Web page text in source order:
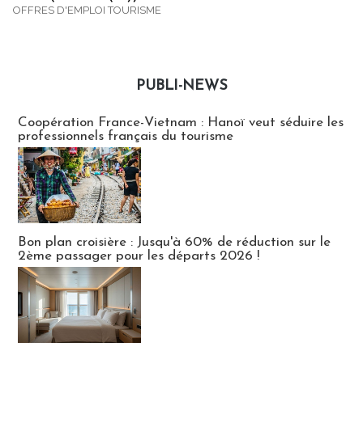
OFFRES D'EMPLOI TOURISME
PUBLI-NEWS
Coopération France-Vietnam : Hanoï veut séduire les
professionnels français du tourisme
Bon plan croisière : Jusqu'à 60% de réduction sur le
2ème passager pour les départs 2026 !